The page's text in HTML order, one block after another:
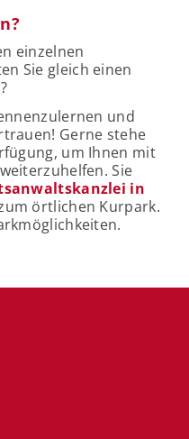
einzelnen
Sie gleich einen
und
Gerne stehe
um Ihnen mit
Sie
in
örtlichen Kurpark.